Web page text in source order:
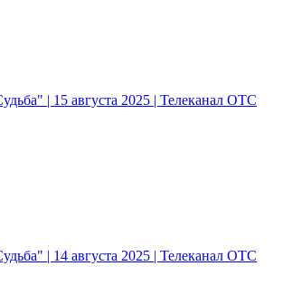
| 15 августа 2025 | Телеканал ОТС
| 14 августа 2025 | Телеканал ОТС